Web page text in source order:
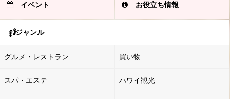
イベント お役立ち情報
ジャンル
グルメ・レストラン 買い物
スパ・エステ ハワイ観光